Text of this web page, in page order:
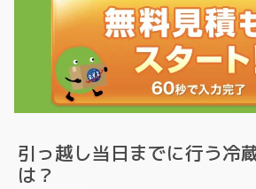
引っ越し当日までに行う冷
は？